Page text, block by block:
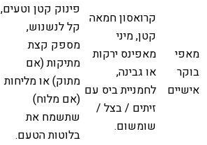
מאפי
בוקר
אישיים
קרואסון חמאה
קטן, מיני
מאפינס ירקות
או גבינה,
לחמניית ביס עם
זיתים / בצל /
שומשום.
פינוק קטן וטעים,
קל לנשנוש,
מספק קצת
מתיקות (אם
מתוק) או מליחות
(אם מלוח)
שתשמח את
בלוטות הטעם.